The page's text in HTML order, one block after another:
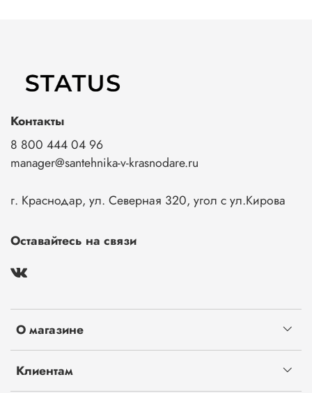
О магазине
Клиентам
Контакты
8 800 444 04 96
manager@santehnika-v-krasnodare.ru
г. Краснодар, ул. Северная 320, угол с ул.Кирова
Оставайтесь на связи